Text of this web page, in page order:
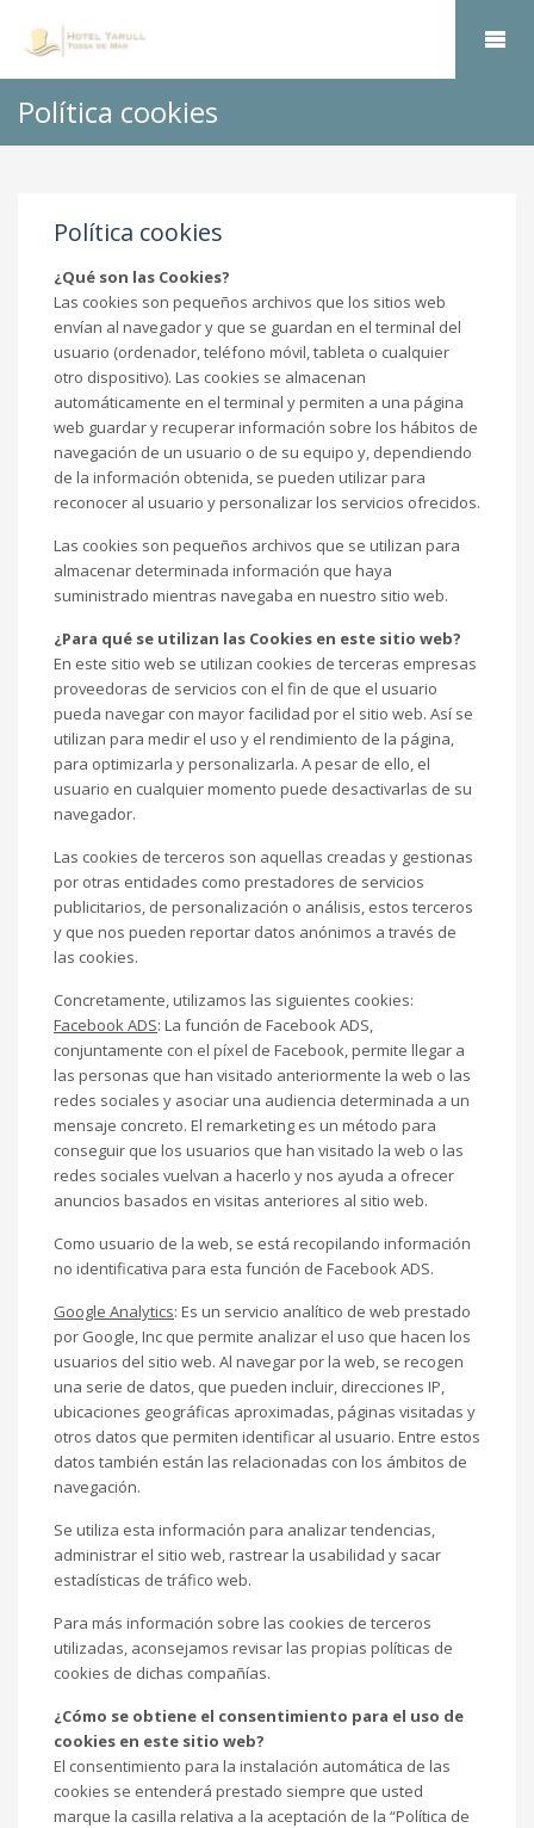
Política cookies
Política cookies
¿Qué son las Cookies?
Las cookies son pequeños archivos que los sitios web
envían al navegador y que se guardan en el terminal del
usuario (ordenador, teléfono móvil, tableta o cualquier
otro dispositivo). Las cookies se almacenan
automáticamente en el terminal y permiten a una página
web guardar y recuperar información sobre los hábitos de
navegación de un usuario o de su equipo y, dependiendo
de la información obtenida, se pueden utilizar para
reconocer al usuario y personalizar los servicios ofrecidos.
Las cookies son pequeños archivos que se utilizan para
almacenar determinada información que haya
suministrado mientras navegaba en nuestro sitio web.
¿Para qué se utilizan las Cookies en este sitio web?
En este sitio web se utilizan cookies de terceras empresas
proveedoras de servicios con el fin de que el usuario
pueda navegar con mayor facilidad por el sitio web. Así se
utilizan para medir el uso y el rendimiento de la página,
para optimizarla y personalizarla. A pesar de ello, el
usuario en cualquier momento puede desactivarlas de su
navegador.
Las cookies de terceros son aquellas creadas y gestionas
por otras entidades como prestadores de servicios
publicitarios, de personalización o análisis, estos terceros
y que nos pueden reportar datos anónimos a través de
las cookies.
Concretamente, utilizamos las siguientes cookies:
Facebook ADS: La función de Facebook ADS,
conjuntamente con el píxel de Facebook, permite llegar a
las personas que han visitado anteriormente la web o las
redes sociales y asociar una audiencia determinada a un
mensaje concreto. El remarketing es un método para
conseguir que los usuarios que han visitado la web o las
redes sociales vuelvan a hacerlo y nos ayuda a ofrecer
anuncios basados en visitas anteriores al sitio web.
Como usuario de la web, se está recopilando información
no identificativa para esta función de Facebook ADS.
Google Analytics: Es un servicio analítico de web prestado
por Google, Inc que permite analizar el uso que hacen los
usuarios del sitio web. Al navegar por la web, se recogen
una serie de datos, que pueden incluir, direcciones IP,
ubicaciones geográficas aproximadas, páginas visitadas y
otros datos que permiten identificar al usuario. Entre estos
datos también están las relacionadas con los ámbitos de
navegación.
Se utiliza esta información para analizar tendencias,
administrar el sitio web, rastrear la usabilidad y sacar
estadísticas de tráfico web.
Para más información sobre las cookies de terceros
utilizadas, aconsejamos revisar las propias políticas de
cookies de dichas compañías.
¿Cómo se obtiene el consentimiento para el uso de
cookies en este sitio web?
El consentimiento para la instalación automática de las
cookies se entenderá prestado siempre que usted
marque la casilla relativa a la aceptación de la “Política de